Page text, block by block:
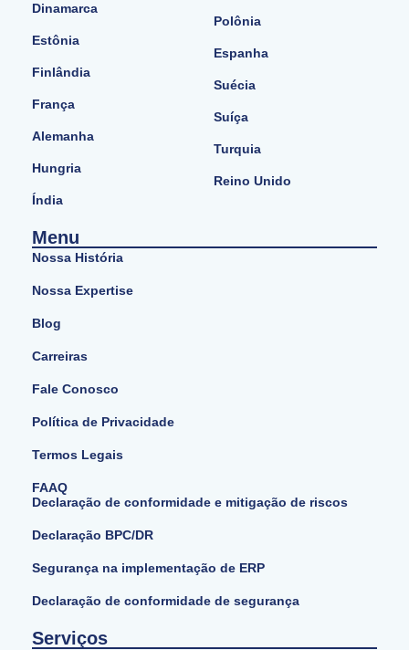
Dinamarca
Estônia
Finlândia
França
Alemanha
Hungria
Índia
Polônia
Espanha
Suécia
Suíça
Turquia
Reino Unido
Menu
Nossa História
Nossa Expertise
Blog
Carreiras
Fale Conosco
Política de Privacidade
Termos Legais
FAAQ
Declaração de conformidade e mitigação de riscos
Declaração BPC/DR
Segurança na implementação de ERP
Declaração de conformidade de segurança
Serviços